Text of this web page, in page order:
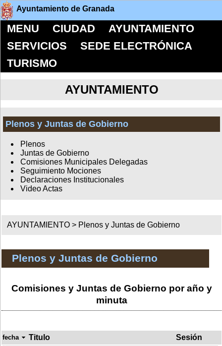
Ayuntamiento de Granada
MENU CIUDAD
AYUNTAMIENTO
SERVICIOS
SEDE ELECTRÓNICA
TURISMO
AYUNTAMIENTO
Plenos y Juntas de Gobierno
Plenos
Juntas de Gobierno
Comisiones Municipales Delegadas
Seguimiento Mociones
Declaraciones Institucionales
Video Actas
AYUNTAMIENTO > Plenos y Juntas de Gobierno
Plenos y Juntas de Gobierno
Comisiones y Juntas de Gobierno por año y
minuta
fecha Titulo
Sesión